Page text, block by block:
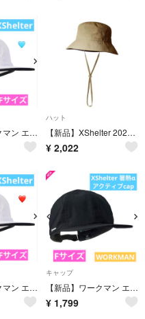
【新品】ワークマン エックスシェルター 暑熱キャップ 白 帽子 ホワイト 人気
ハット
【新品】XShelter 2026年版 暑熱αハット コヨーテ UV対策
¥ 2,022
【新品】ワークマン エックスシェルター 暑熱キャップ 白 帽子 ホワイト 人気
キャップ
【新品】ワークマン エックスシェルター 暑熱キャップ ブラック 帽子 黒 人気
¥ 1,799